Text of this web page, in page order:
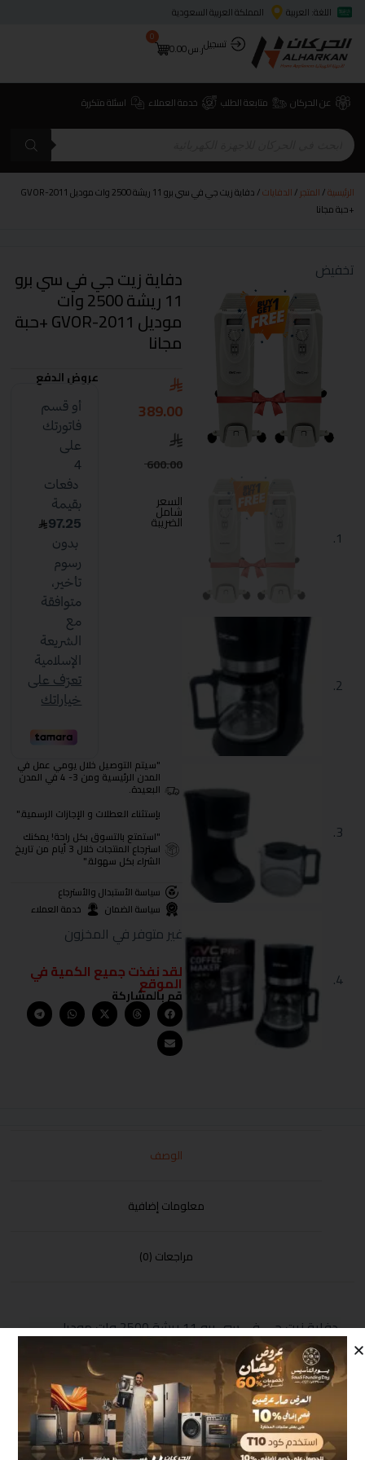
اللغة: العربية
المملكة العربية السعودية
تسجيلر.س0.00
0
عن الحركان متابعة الطلب خدمة العملاء اسئلة متكررة
الرئيسية/المتجر/الدفايات
/ دفاية زيت جي في سي برو 11 ريشة 2500 وات موديل GVOR-2011
+حبة مجانا
تخفيض دفاية زيت جي في سي برو
11 ريشة 2500 وات
موديل GVOR-2011 +حبة
مجانا
600.00
389.00
السعر
شامل
الضريبة
عروض الدفع
"سيتم التوصيل خلال يومي عمل في
المدن الرئيسية ومن 3- 4 في المدن
البعيدة.
بإستثناء العطلات و الإجازات الرسمية."
"استمتع بالتسوق بكل راحة! يمكنك
استرجاع المنتجات خلال 3 أيام من تاريخ
الشراء بكل سهولة."
سياسة الأستبدال والأسترجاع
سياسة الضمان
خدمة العملاء
غير متوفر في المخزون
لقد نفذت جميع الكمية في
الموقع
قم بالمشاركة
الوصف
معلومات إضافية
مراجعات (0)
دفاية زيت جي في سي برو 11 ريشة 2500 وات موديل
GVOR-2011 +حبة مجانا
منتجات مشابهة